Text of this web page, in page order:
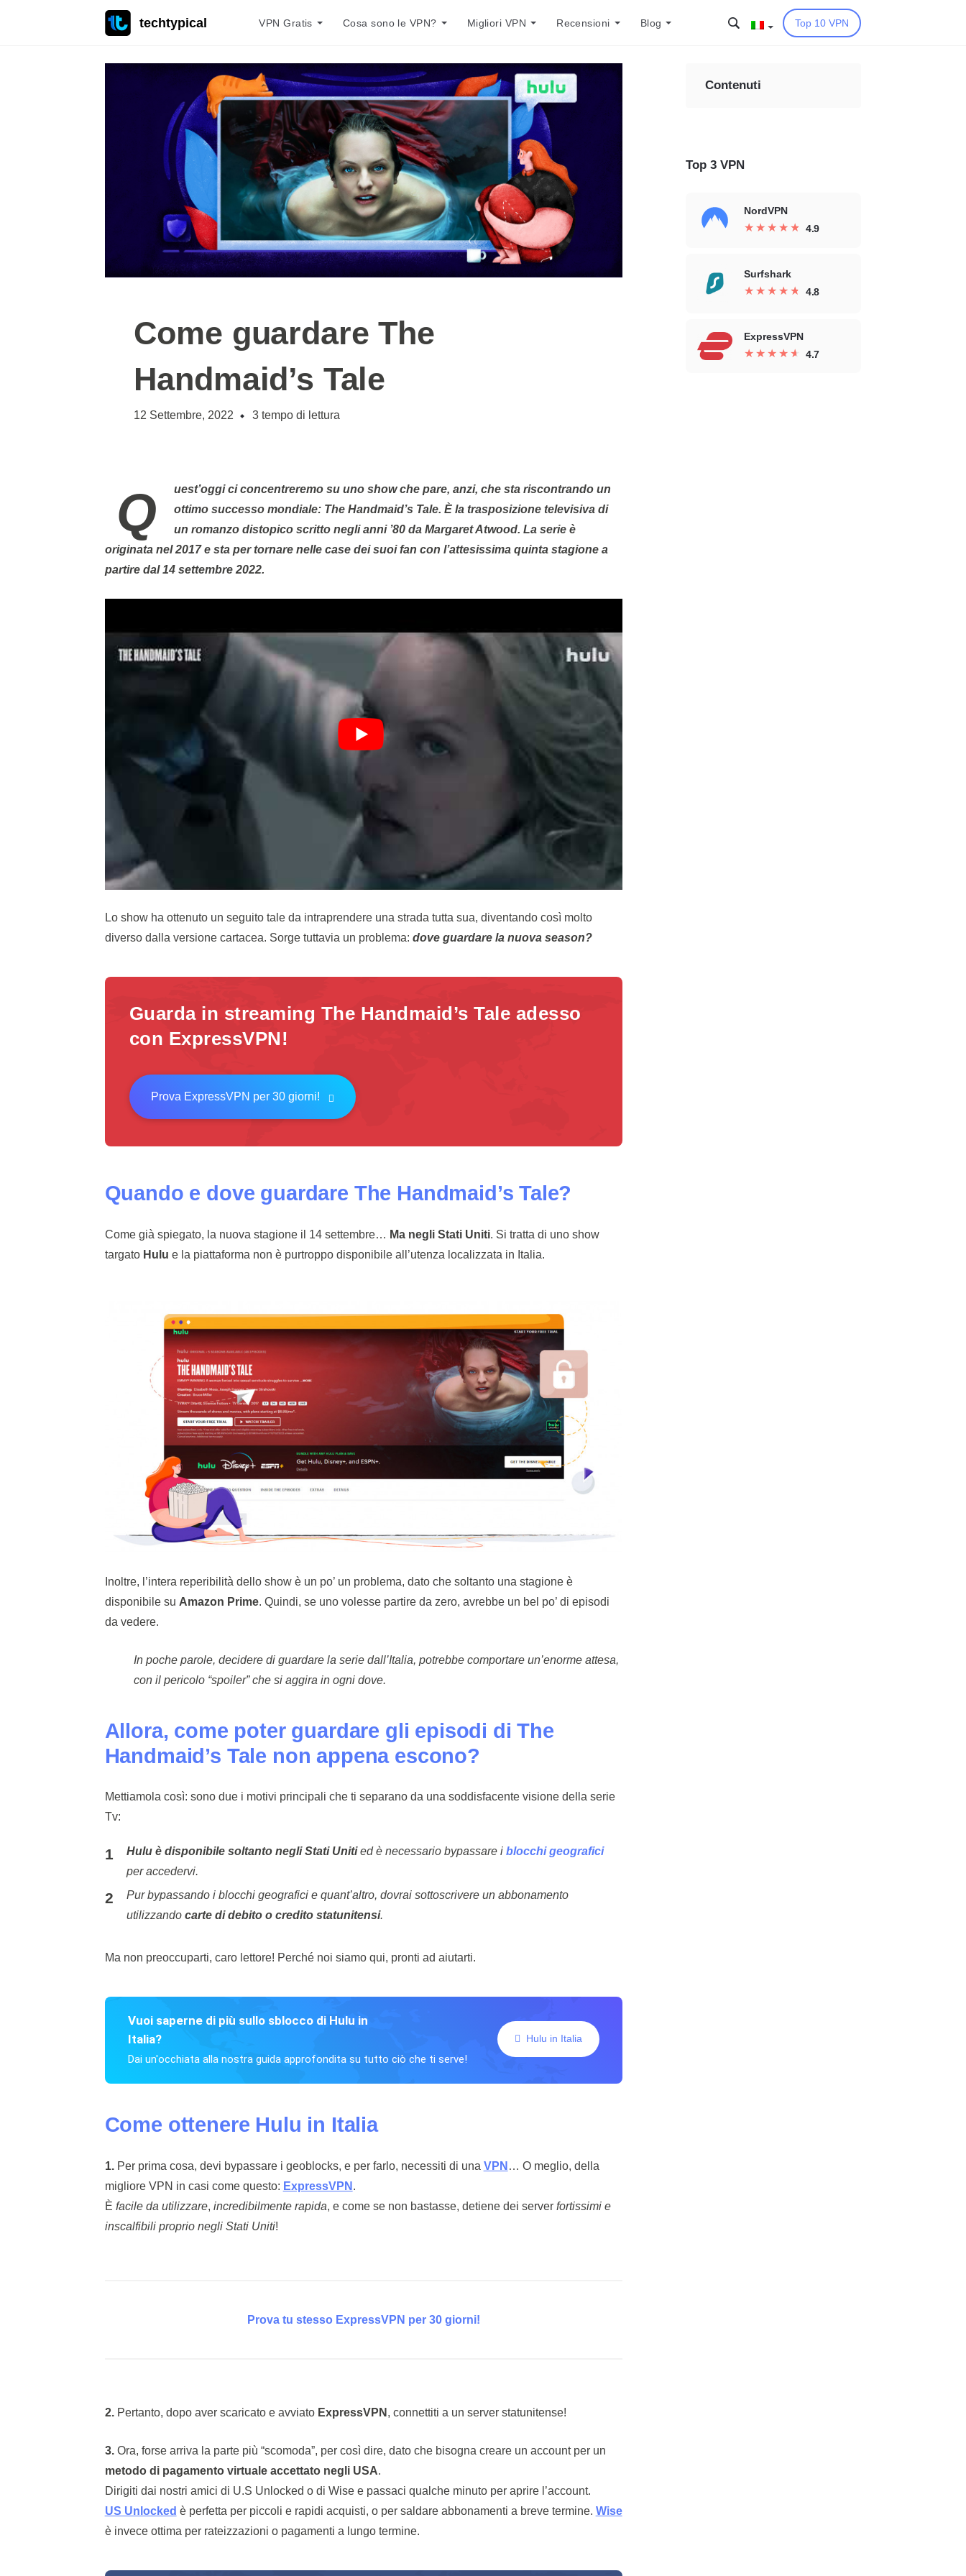
techtypical VPN Gratis Cosa sono le VPN? Migliori VPN Recensioni Blog Top 10 VPN
Come guardare The
Handmaid’s Tale
12 Settembre, 2022 3 tempo di lettura
Quest’oggi ci concentreremo su uno show che pare, anzi, che sta riscontrando un
ottimo successo mondiale: The Handmaid’s Tale. È la trasposizione televisiva di
un romanzo distopico scritto negli anni ’80 da Margaret Atwood. La serie è
originata nel 2017 e sta per tornare nelle case dei suoi fan con l’attesissima quinta stagione a
partire dal 14 settembre 2022.
Lo show ha ottenuto un seguito tale da intraprendere una strada tutta sua, diventando così molto
diverso dalla versione cartacea. Sorge tuttavia un problema: dove guardare la nuova season?
Guarda in streaming The Handmaid’s Tale adesso
con ExpressVPN!
Prova ExpressVPN per 30 giorni!
Quando e dove guardare The Handmaid’s Tale?
Come già spiegato, la nuova stagione il 14 settembre… Ma negli Stati Uniti. Si tratta di uno show
targato Hulu e la piattaforma non è purtroppo disponibile all’utenza localizzata in Italia.
Inoltre, l’intera reperibilità dello show è un po’ un problema, dato che soltanto una stagione è
disponibile su Amazon Prime. Quindi, se uno volesse partire da zero, avrebbe un bel po’ di episodi
da vedere.
In poche parole, decidere di guardare la serie dall’Italia, potrebbe comportare un’enorme attesa,
con il pericolo “spoiler” che si aggira in ogni dove.
Allora, come poter guardare gli episodi di The
Handmaid’s Tale non appena escono?
Mettiamola così: sono due i motivi principali che ti separano da una soddisfacente visione della serie
Tv:
Hulu è disponibile soltanto negli Stati Unitied è necessario bypassare i blocchi geografici
per accedervi.
Pur bypassando i blocchi geografici e quant’altro, dovrai sottoscrivere un abbonamento
utilizzando carte di debito o credito statunitensi.
Ma non preoccuparti, caro lettore! Perché noi siamo qui, pronti ad aiutarti.
Vuoi saperne di più sullo sblocco di Hulu in
Italia?
Dai un'occhiata alla nostra guida approfondita su tutto ciò che ti serve!
Hulu in Italia
Come ottenere Hulu in Italia
1.Per prima cosa, devi bypassare i geoblocks, e per farlo, necessiti di una VPN … O meglio, della
migliore VPN in casi come questo: ExpressVPN .
È facile da utilizzare, incredibilmente rapida, e come se non bastasse, detiene dei server fortissimi e
inscalfibili proprio negli Stati Uniti!
Prova tu stesso ExpressVPN per 30 giorni!
2.Pertanto, dopo aver scaricato e avviato ExpressVPN , connettiti a un server statunitense!
3.Ora, forse arriva la parte più “scomoda”, per così dire, dato che bisogna creare un account per un
metodo di pagamento virtuale accettato negli USA.
Dirigiti dai nostri amici di U.S Unlocked o di Wise e passaci qualche minuto per aprire l’account.
US Unlocked è perfetta per piccoli e rapidi acquisti, o per saldare abbonamenti a breve termine. Wise
è invece ottima per rateizzazioni o pagamenti a lungo termine.
Contenuti
Top 3 VPN
NordVPN
★ ★ ★ ★ ★
★ ★ ★ ★ ★ 4.9
Surfshark
★ ★ ★ ★ ★
★ ★ ★ ★ ★ 4.8
ExpressVPN
★ ★ ★ ★ ★
★ ★ ★ ★ ★ 4.7